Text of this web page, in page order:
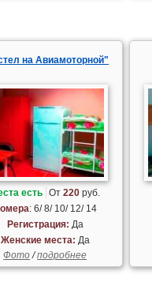
на Авиамоторной"
есть От220 руб.
: 6/ 8/ 10/ 12/ 14
Регистрация: Да
Женские места: Да
Фото/подробнее